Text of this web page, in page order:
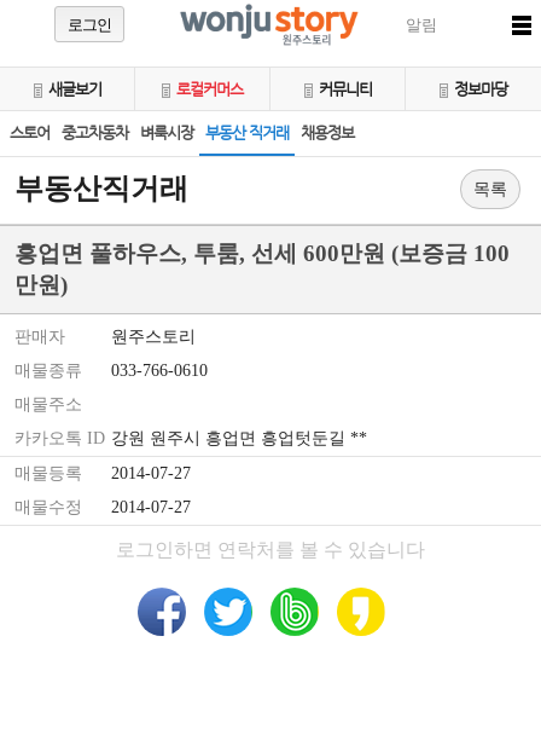
로그인 알림
새글보기 로컬커머스 커뮤니티 정보마당
스토어 중고차동차 벼룩시장 부동산 직거래 채용정보
부동산직거래 목록
흥업면 풀하우스, 투룸, 선세 600만원 (보증금 100
만원)
판매자
원주스토리
매물종류
033-766-0610
매물주소
카카오톡 ID 강원 원주시 흥업면 흥업텃둔길 **
매물등록
2014-07-27
매물수정
2014-07-27
로그인하면 연락처를 볼 수 있습니다